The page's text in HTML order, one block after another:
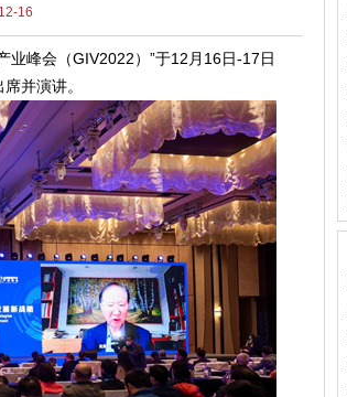
16
峰会（GIV2022）”于12月16日-17日
并演讲。